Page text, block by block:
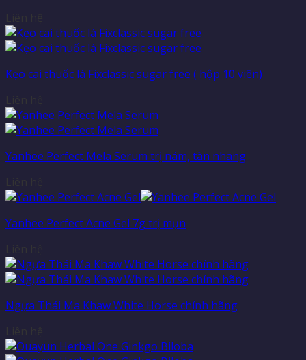
Kẹo cai thuốc lá Fixclassic sugar free ( hộp 10 viên)
Yanhee Perfect Mela Serum trị nám, tàn nhang
Yanhee Perfect Acne Gel 7g trị mụn
Ngựa Thái Ma Khaw White Horse chính hãng